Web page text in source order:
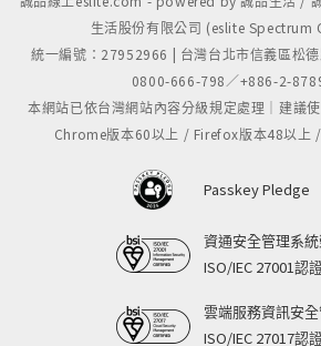
生活股份有限公司 (eslite
統一編號：27952966 | 台灣台北市信義區松
0800-666-798／+886-2-
本網站已依台灣網站內容分級規定處理｜建議
Chrome版本60以上 / Firefox版本48以上
Passkey Pledge
資通安全管理系
ISO/IEC 27001認
雲端服務資訊安
ISO/IEC 27017認